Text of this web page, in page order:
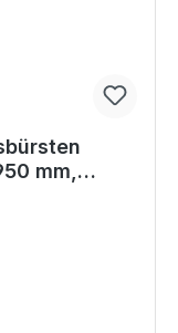
mm,